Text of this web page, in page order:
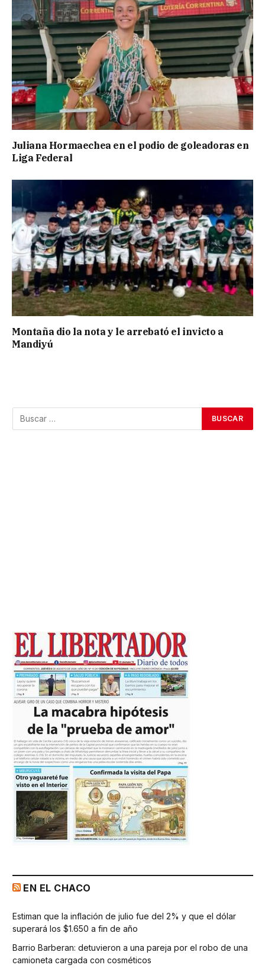
Juliana Hormaechea en el podio de goleadoras en
Liga Federal
Montaña dio la nota y le arrebató el invicto a
Mandiyú
EN EL CHACO
Estiman que la inflación de julio fue del 2% y que el dólar
superará los $1.650 a fin de año
Barrio Barberan: detuvieron a una pareja por el robo de una
camioneta cargada con cosméticos